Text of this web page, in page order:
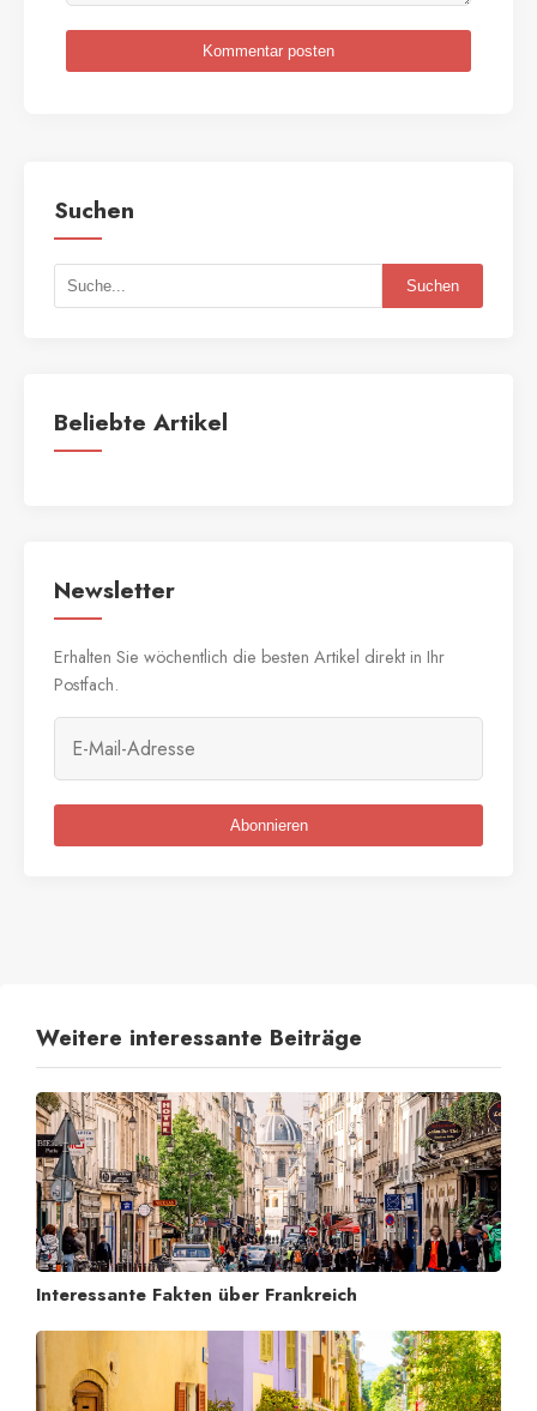
Kommentar posten
Suchen
Suchen
Beliebte Artikel
Newsletter
Erhalten Sie wöchentlich die besten Artikel direkt in Ihr
Postfach.
Abonnieren
Weitere interessante Beiträge
Interessante Fakten über Frankreich